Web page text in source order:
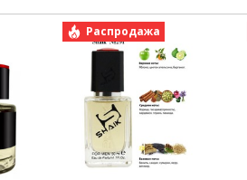
Распродажа